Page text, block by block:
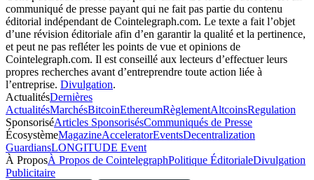
communiqué de presse payant qui ne fait pas partie du contenu
éditorial indépendant de Cointelegraph.com. Le texte a fait l’objet
d’une révision éditoriale afin d’en garantir la qualité et la pertinence,
et peut ne pas refléter les points de vue et opinions de
Cointelegraph.com. Il est conseillé aux lecteurs d’effectuer leurs
propres recherches avant d’entreprendre toute action liée à
l’entreprise. Divulgation.
ActualitésDernières
ActualitésMarchésBitcoinEthereumRèglementAltcoinsRegulation
SponsoriséArticles SponsorisésCommuniqués de Presse
ÉcosystèmeMagazineAcceleratorEventsDecentralization
GuardiansLONGITUDE Event
À ProposÀ Propos de CointelegraphPolitique ÉditorialeDivulgation
Publicitaire